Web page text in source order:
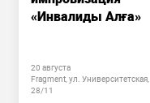
«Инвалиды Алға»
20 августа
Fragment, ул. Университетская,
28/11